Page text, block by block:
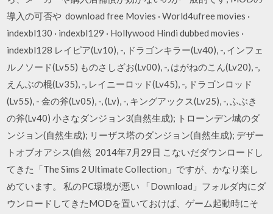
導入の可否や download free Movies · World4ufree movies ·
indexbl130 · indexbl129 · Hollywood Hindi dubbed movies ·
indexbl128 レイピア(Lv10), -, ドラゴンキラー(Lv40), -, インフェ
ルノソード(Lv55) ものさしざお(Lv00), -, はがねのこん(Lv20), -,
えんぶの棍(Lv35), -, レイニーロッド(Lv45), -, ドラゴンロッド
(Lv55), - 金の斧(Lv05), -, (Lv), -, キングアックス(Lv25), -, ふぶき
の斧(Lv40) 小さなダンジョン3(自然生成); トローンデン城のダ
ンジョン(自然生成); リーザス塔のダンジョン(自然生成); デザー
トオブオアシス(自然 2014年7月29日 こないだダウンロードし
てきた「The Sims 2 Ultimate Collection」ですが、かなり楽し
めています。 私のPC環境が悪い 「Download」フォルダ内にダ
ウンロードしてきたMODを置いておけば、ゲーム起動時にそ